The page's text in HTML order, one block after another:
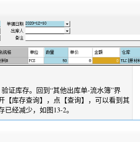
验证库存。回到“其他出库单-流水簿”界
【库存查询】，点【查询】，可以看到其
经减少，如图13-2。